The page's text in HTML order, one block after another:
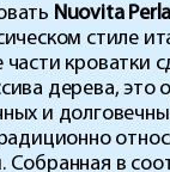
Nuovita
стиле
кроватки
дерева, это
и
в